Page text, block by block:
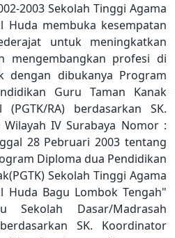
2003 Sekolah Tinggi Agama
Huda membuka kesempatan
untuk meningkatkan
mengembangkan profesi di
dengan dibukanya Program
Guru Taman Kanak
RA) berdasarkan SK.
Wilayah IV Surabaya Nomor :
28 Pebruari 2003 tentang
Diploma dua Pendidikan
Sekolah Tinggi Agama
Huda Bagu Lombok Tengah"
Sekolah Dasar/Madrasah
SK. Koordinator